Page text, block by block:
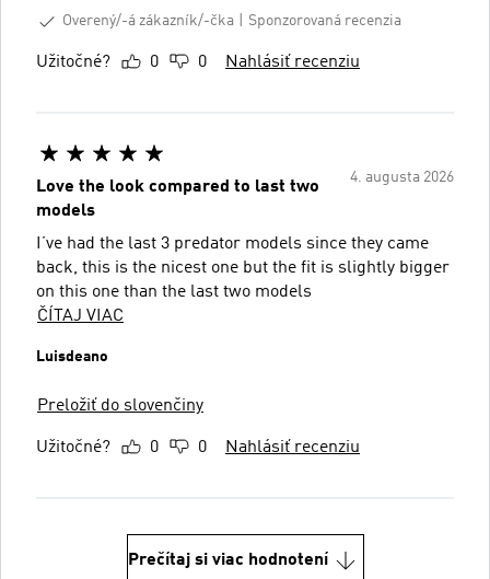
Overený/-á zákazník/-čka
Sponzorovaná recenzia
Užitočné? 0 0 Nahlásiť recenziu
4. augusta 2026
Love the look compared to last two
models
I’ve had the last 3 predator models since they came
back, this is the nicest one but the fit is slightly bigger
on this one than the last two models
ČÍTAJ VIAC
Luisdeano
Preložiť do slovenčiny
Užitočné? 0 0 Nahlásiť recenziu
Prečítaj si viac hodnotení